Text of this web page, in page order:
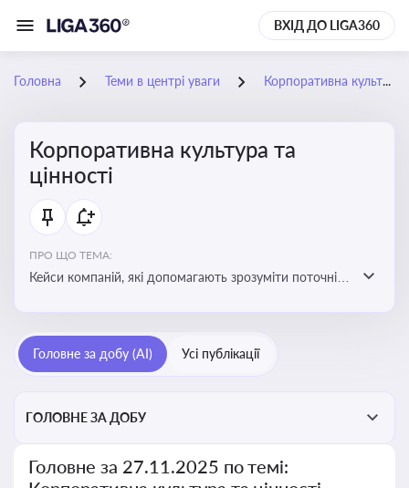
ВХІД ДО LIGA360
Головна Теми в центрі уваги Корпоративна культура та цінності
Корпоративна культура та
цінності
ПРО ЩО ТЕМА:
Кейси компаній, які допомагають зрозуміти поточні
бізнес-середовища
Головне за добу (AI) Усі публікації
ГОЛОВНЕ ЗА ДОБУ
Головне за 27.11.2025 по темі: